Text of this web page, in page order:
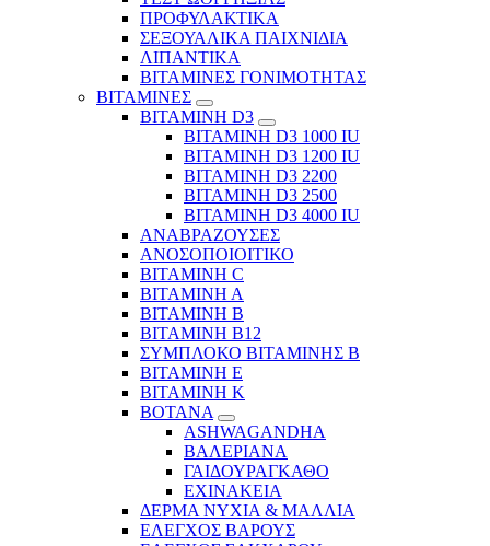
ΠΡΟΦΥΛΑΚΤΙΚΑ
ΣΕΞΟΥΑΛΙΚΑ ΠΑΙΧΝΙΔΙΑ
ΛΙΠΑΝΤΙΚΑ
ΒΙΤΑΜΙΝΕΣ ΓΟΝΙΜΟΤΗΤΑΣ
ΒΙΤΑΜΙΝΕΣ
ΒΙΤΑΜΙΝΗ D3
ΒΙΤΑΜΙΝΗ D3 1000 IU
ΒΙΤΑΜΙΝΗ D3 1200 IU
ΒΙΤΑΜΙΝΗ D3 2200
ΒΙΤΑΜΙΝΗ D3 2500
BITAMINH D3 4000 IU
ΑΝΑΒΡΑΖΟΥΣΕΣ
ΑΝΟΣΟΠΟΙΟΙΤΙΚΟ
ΒΙΤΑΜΙΝΗ C
ΒΙΤΑΜΙΝΗ Α
ΒΙΤΑΜΙΝΗ Β
ΒΙΤΑΜΙΝΗ Β12
ΣΥΜΠΛΟΚΟ ΒΙΤΑΜΙΝΗΣ Β
ΒΙΤΑΜΙΝΗ Ε
ΒΙΤΑΜΙΝΗ Κ
ΒΟΤΑΝΑ
ASHWAGANDHA
ΒΑΛΕΡΙΑΝΑ
ΓΑΙΔΟΥΡΑΓΚΑΘΟ
ΕΧΙΝΑΚΕΙΑ
ΔΕΡΜΑ ΝΥΧΙΑ & ΜΑΛΛΙΑ
ΕΛΕΓΧΟΣ ΒΑΡΟΥΣ